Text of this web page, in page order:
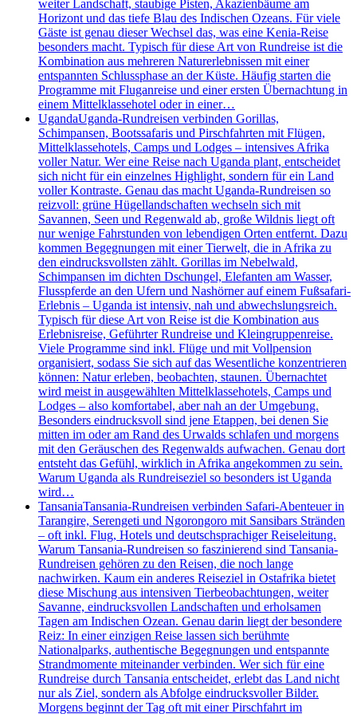
weiter Landschaft, staubige Pisten, Akazienbäume am
Horizont und das tiefe Blau des Indischen Ozeans. Für viele
Gäste ist genau dieser Wechsel das, was eine Kenia-Reise
besonders macht. Typisch für diese Art von Rundreise ist die
Kombination aus mehreren Naturerlebnissen mit einer
entspannten Schlussphase an der Küste. Häufig starten die
Programme mit Fluganreise und einer ersten Übernachtung in
einem Mittelklassehotel oder in einer…
UgandaUganda-Rundreisen verbinden Gorillas,
Schimpansen, Bootssafaris und Pirschfahrten mit Flügen,
Mittelklassehotels, Camps und Lodges – intensives Afrika
voller Natur. Wer eine Reise nach Uganda plant, entscheidet
sich nicht für ein einzelnes Highlight, sondern für ein Land
voller Kontraste. Genau das macht Uganda-Rundreisen so
reizvoll: grüne Hügellandschaften wechseln sich mit
Savannen, Seen und Regenwald ab, große Wildnis liegt oft
nur wenige Fahrstunden von lebendigen Orten entfernt. Dazu
kommen Begegnungen mit einer Tierwelt, die in Afrika zu
den eindrucksvollsten zählt. Gorillas im Nebelwald,
Schimpansen im dichten Dschungel, Elefanten am Wasser,
Flusspferde an den Ufern und Nashörner auf einem Fußsafari-
Erlebnis – Uganda ist intensiv, nah und abwechslungsreich.
Typisch für diese Art von Reise ist die Kombination aus
Erlebnisreise, Geführter Rundreise und Kleingruppenreise.
Viele Programme sind inkl. Flüge und mit Vollpension
organisiert, sodass Sie sich auf das Wesentliche konzentrieren
können: Natur erleben, beobachten, staunen. Übernachtet
wird meist in ausgewählten Mittelklassehotels, Camps und
Lodges – also komfortabel, aber nah an der Umgebung.
Besonders eindrucksvoll sind jene Etappen, bei denen Sie
mitten im oder am Rand des Urwalds schlafen und morgens
mit den Geräuschen des Regenwalds aufwachen. Genau dort
entsteht das Gefühl, wirklich in Afrika angekommen zu sein.
Warum Uganda als Rundreiseziel so besonders ist Uganda
wird…
TansaniaTansania-Rundreisen verbinden Safari-Abenteuer in
Tarangire, Serengeti und Ngorongoro mit Sansibars Stränden
– oft inkl. Flug, Hotels und deutschsprachiger Reiseleitung.
Warum Tansania-Rundreisen so faszinierend sind Tansania-
Rundreisen gehören zu den Reisen, die noch lange
nachwirken. Kaum ein anderes Reiseziel in Ostafrika bietet
diese Mischung aus intensiven Tierbeobachtungen, weiter
Savanne, eindrucksvollen Landschaften und erholsamen
Tagen am Indischen Ozean. Genau darin liegt der besondere
Reiz: In einer einzigen Reise lassen sich berühmte
Nationalparks, authentische Begegnungen und entspannte
Strandmomente miteinander verbinden. Wer sich für eine
Rundreise durch Tansania entscheidet, erlebt das Land nicht
nur als Ziel, sondern als Abfolge eindrucksvoller Bilder.
Morgens beginnt der Tag oft mit einer Pirschfahrt im